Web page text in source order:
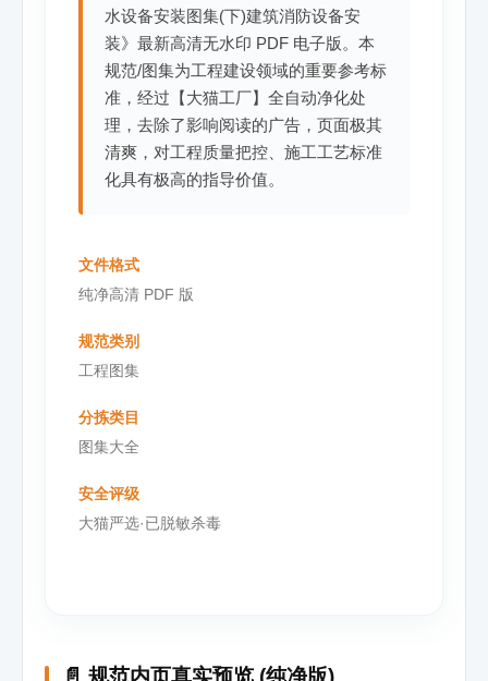
水设备安装图集(下)建筑消防设备安
装》最新高清无水印 PDF 电子版。本
规范/图集为工程建设领域的重要参考标
准，经过【大猫工厂】全自动净化处
理，去除了影响阅读的广告，页面极其
清爽，对工程质量把控、施工工艺标准
化具有极高的指导价值。
文件格式
纯净高清 PDF 版
规范类别
工程图集
分拣类目
图集大全
安全评级
大猫严选·已脱敏杀毒
📄 规范内页真实预览 (纯净版)